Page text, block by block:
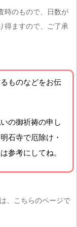
時のもので、日数が
得ますので、ご了承
ものなどをお伝
の御祈祷の申し
石寺で厄除け・
参考にしてね。
、こちらのページで